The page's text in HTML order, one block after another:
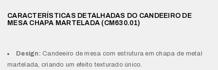
CARACTERÍSTICAS DETALHADAS DO CANDEEIRO DE
MESA CHAPA MARTELADA (CM630.01)
Design: Candeeiro de mesa com estrutura em chapa de metal
martelada, criando um efeito texturado único.